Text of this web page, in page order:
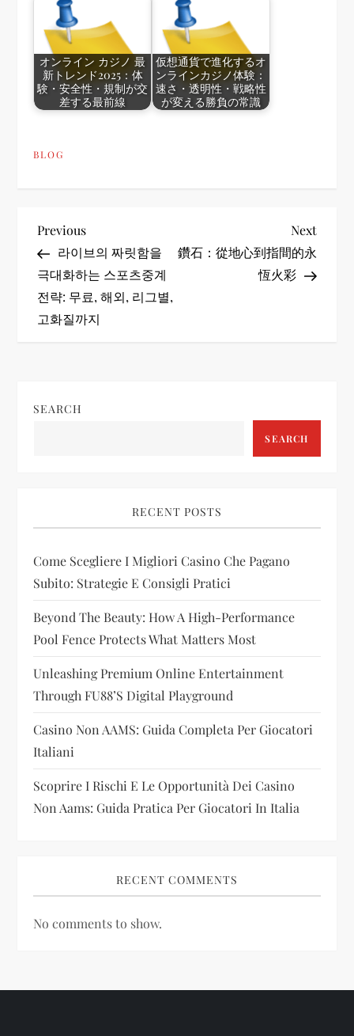
オンライン カジノ 最
新トレンド2025：体
験・安全性・規制が交
差する最前線
仮想通貨で進化するオ
ンラインカジノ体験：
速さ・透明性・戦略性
が変える勝負の常識
BLOG
P
o
s
a
g
a
t
i
o
n
Previous
Post
Previous
라이브의 짜릿함을
극대화하는 스포츠중계
전략: 무료, 해외, 리그별,
고화질까지
Next
Next
鑽石：從地心到指間的永
恆火彩
SEARCH
SEARCH
RECENT POSTS
Come Scegliere I Migliori Casino Che Pagano
Subito: Strategie E Consigli Pratici
Beyond The Beauty: How A High-Performance
Pool Fence Protects What Matters Most
Unleashing Premium Online Entertainment
Through FU88’s Digital Playground
Casino Non AAMS: Guida Completa Per Giocatori
Italiani
Scoprire I Rischi E Le Opportunità Dei Casino
Non Aams: Guida Pratica Per Giocatori In Italia
RECENT COMMENTS
No comments to show.